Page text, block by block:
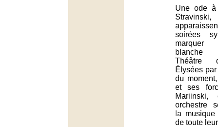
Une ode à
soirées
marquer
blanche
Théâtre
Élysées
du
et ses
Mariinski,
orchestre
la
de toute